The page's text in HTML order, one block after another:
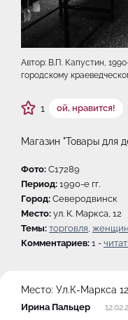
Автор: В.П. Капустин,
городскому
1 ой, нравится!
Магазин "Товары для
Фото: C17289
Период: 1990-e гг.
Город: Северодвинск
Место: ул. К. Маркса, 12
Темы: торговля,
Комментариев: 1 -
Место: Ул.К-Маркса
Ирина Пальцер